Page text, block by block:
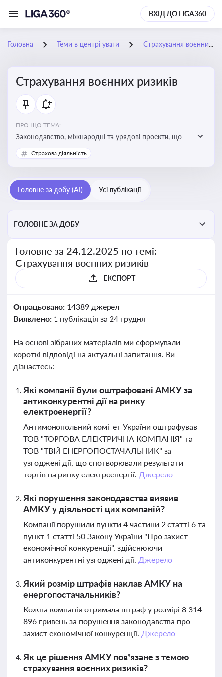
ВХІД ДО LIGA360
Головна Теми в центрі уваги Страхування воєнних ризиків
Страхування воєнних ризиків
ПРО ЩО ТЕМА:
Законодавство, міжнародні та урядові проекти, що
визначають та знижують воєнні ризики для власників
майна, боржників та кредиторів
Страхова діяльність
Головне за добу (AI) Усі публікації
ГОЛОВНЕ ЗА ДОБУ
Головне за 24.12.2025 по темі:
Страхування воєнних ризиків
ЕКСПОРТ
Опрацьовано: 14389 джерел
Виявлено: 1 публікація за 24 грудня
На основі зібраних матеріалів ми сформували
короткі відповіді на актуальні запитання. Ви
дізнаєтесь:
Які компанії були оштрафовані АМКУ за
антиконкурентні дії на ринку
електроенергії?
Антимонопольний комітет України оштрафував
ТОВ "ТОРГОВА ЕЛЕКТРИЧНА КОМПАНІЯ" та
ТОВ "ТВІЙ ЕНЕРГОПОСТАЧАЛЬНИК" за
узгоджені дії, що спотворювали результати
торгів на ринку електроенергії. Джерело
Які порушення законодавства виявив
АМКУ у діяльності цих компаній?
Компанії порушили пункти 4 частини 2 статті 6 та
пункт 1 статті 50 Закону України "Про захист
економічної конкуренції", здійснюючи
антиконкурентні узгоджені дії. Джерело
Який розмір штрафів наклав АМКУ на
енергопостачальників?
Кожна компанія отримала штраф у розмірі 8 314
896 гривень за порушення законодавства про
захист економічної конкуренції. Джерело
Як це рішення АМКУ пов’язане з темою
страхування воєнних ризиків?